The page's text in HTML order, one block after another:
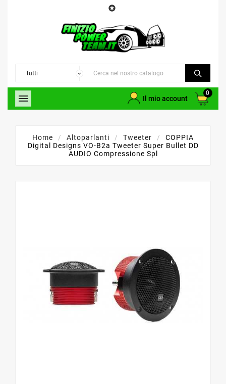

 Il mio account
0
Home Altoparlanti Tweeter
COPPIA
Digital Designs VO-B2a Tweeter Super Bullet DD
AUDIO Compressione Spl